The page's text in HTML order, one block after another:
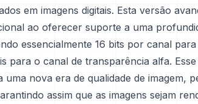
em imagens digitais. Esta versão
ao oferecer suporte a uma
essencialmente 16 bits por canal
para o canal de transparência alfa.
uma nova era de qualidade de imagem,
assim que as imagens sejam